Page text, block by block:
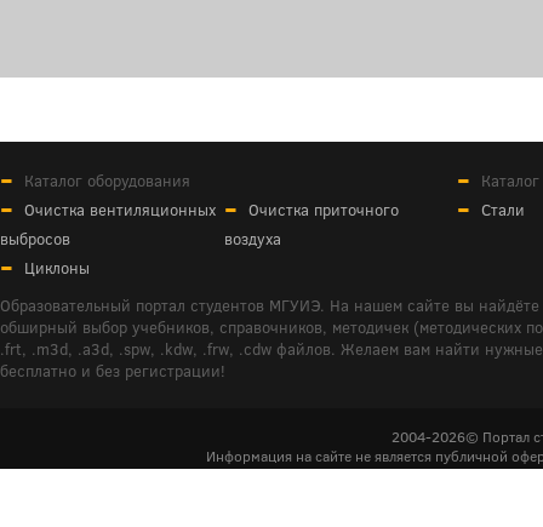
Каталог оборудования
Очистка вентиляционных
выбросов
Очистка приточного
воздуха
Циклоны
Стали
Образовательный портал студентов МГУИЭ. На нашем сайте вы
обширный выбор учебников, справочников, методичек (методических
.frt, .m3d, .a3d, .spw, .kdw, .frw, .cdw файлов. Желаем вам найти
бесплатно и без регистрации!
2004-2026© Портал
Информация на сайте не является публичной